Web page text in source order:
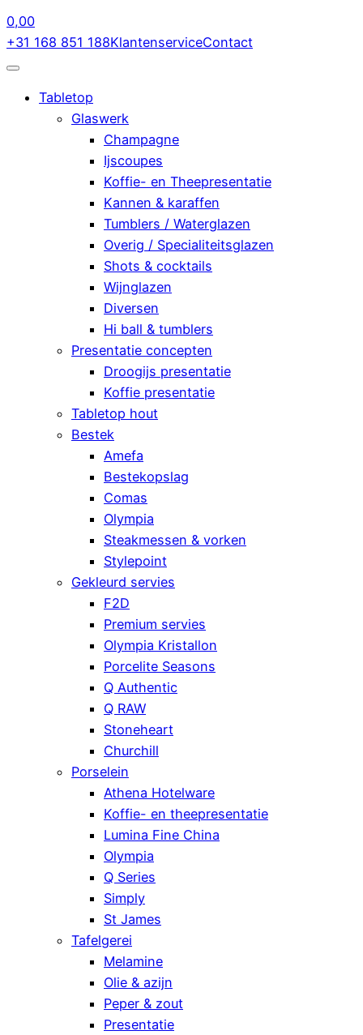
0,00
+31 168 851 188KlantenserviceContact
Tabletop
Glaswerk
Champagne
Ijscoupes
Koffie- en Theepresentatie
Kannen & karaffen
Tumblers / Waterglazen
Overig / Specialiteitsglazen
Shots & cocktails
Wijnglazen
Diversen
Hi ball & tumblers
Presentatie concepten
Droogijs presentatie
Koffie presentatie
Tabletop hout
Bestek
Amefa
Bestekopslag
Comas
Olympia
Steakmessen & vorken
Stylepoint
Gekleurd servies
F2D
Premium servies
Olympia Kristallon
Porcelite Seasons
Q Authentic
Q RAW
Stoneheart
Churchill
Porselein
Athena Hotelware
Koffie- en theepresentatie
Lumina Fine China
Olympia
Q Series
Simply
St James
Tafelgerei
Melamine
Olie & azijn
Peper & zout
Presentatie